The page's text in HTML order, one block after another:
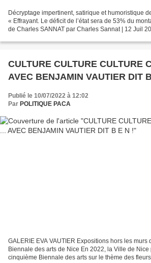
Décryptage impertinent, satirique et humoristique
« Effrayant. Le déficit de l’état sera de 53% du
de Charles SANNAT par Charles Sannat | 12 Juil
CULTURE CULTURE CULTURE
AVEC BENJAMIN VAUTIER DIT
Publié le 10/07/2022 à 12:02
Par POLITIQUE PACA
GALERIE EVA VAUTIER Expositions hors les murs
Biennale des arts de Nice En 2022, la Ville de Nice
cinquième Biennale des arts sur le thème des